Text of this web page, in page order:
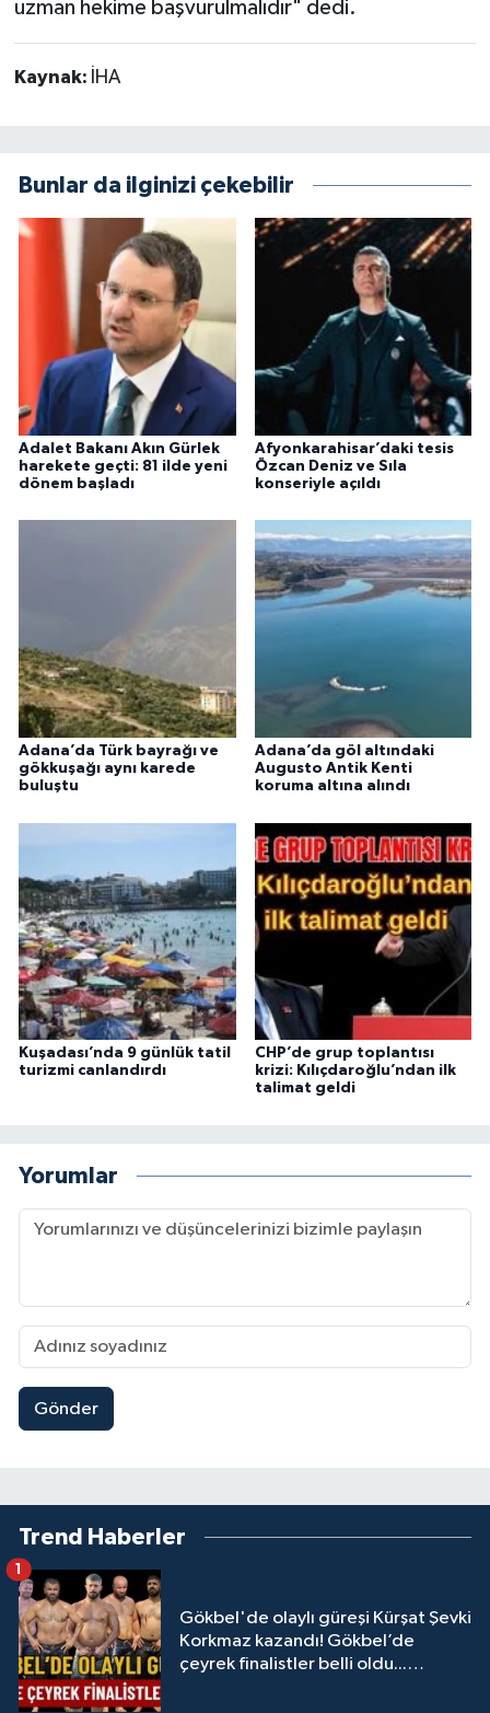
uzman hekime başvurulmalıdır" dedi.
Kaynak: İHA
Bunlar da ilginizi çekebilir
Adalet Bakanı Akın Gürlek
harekete geçti: 81 ilde yeni
dönem başladı
Afyonkarahisar’daki tesis
Özcan Deniz ve Sıla
konseriyle açıldı
Adana’da Türk bayrağı ve
gökkuşağı aynı karede
buluştu
Adana’da göl altındaki
Augusto Antik Kenti
koruma altına alındı
Kuşadası’nda 9 günlük tatil
turizmi canlandırdı
CHP’de grup toplantısı
krizi: Kılıçdaroğlu’ndan ilk
talimat geldi
Yorumlar
Gönder
Trend Haberler
Gökbel'de olaylı güreşi Kürşat Şevki
Korkmaz kazandı! Gökbel’de
çeyrek finalistler belli oldu...
1